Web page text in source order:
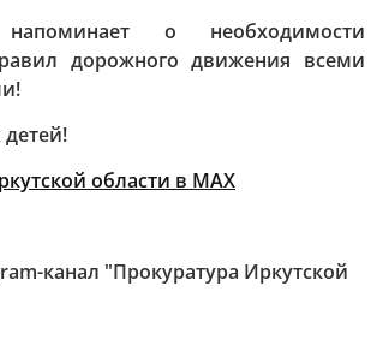
напоминает о необходимости
дорожного движения всеми
детей!
области в МАХ
канал "Прокуратура Иркутской